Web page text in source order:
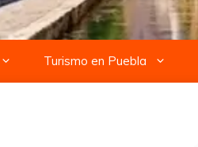
Turismo en Puebla